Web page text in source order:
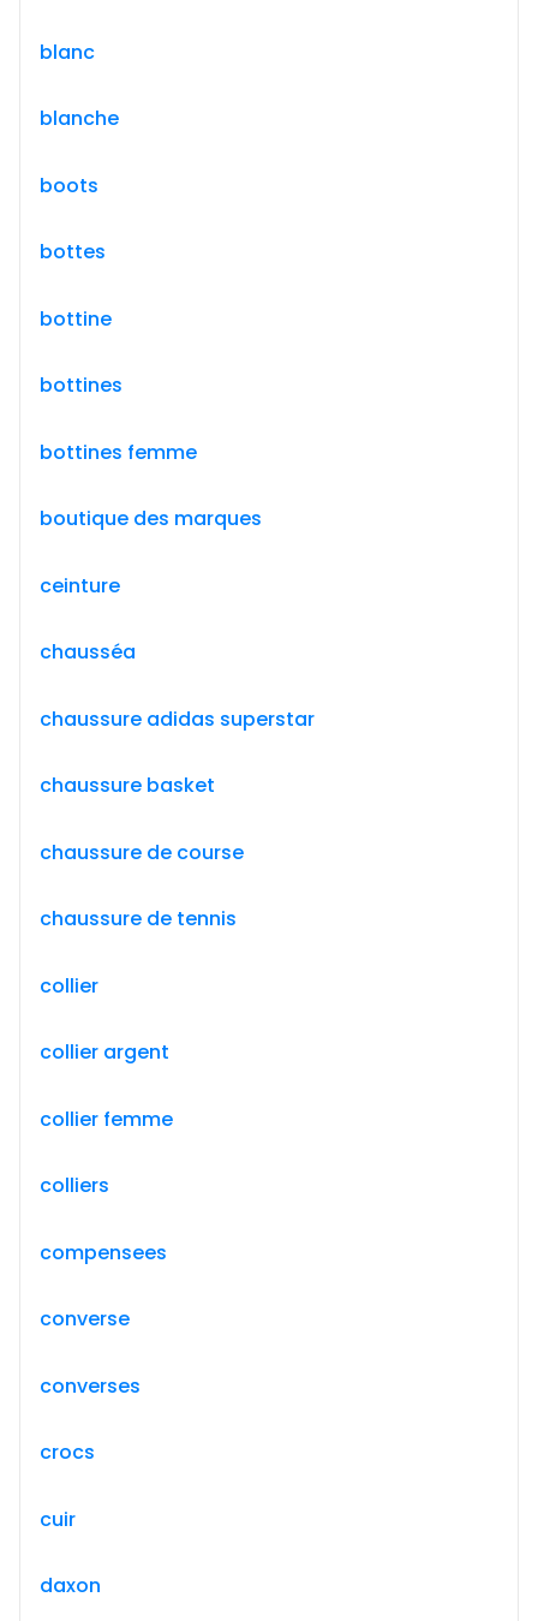
blanc
blanche
boots
bottes
bottine
bottines
bottines femme
boutique des marques
ceinture
chausséa
chaussure adidas superstar
chaussure basket
chaussure de course
chaussure de tennis
collier
collier argent
collier femme
colliers
compensees
converse
converses
crocs
cuir
daxon